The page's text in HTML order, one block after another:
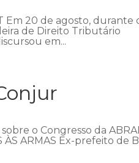
Em 20 de agosto, durante
de Direito Tributário
em...
o Congresso da
ARMAS Ex-prefeito de